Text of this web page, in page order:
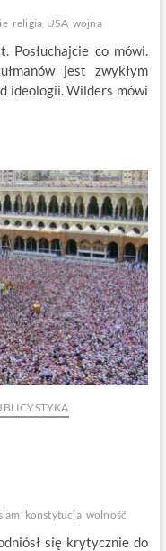
religia USA wojna
Posłuchajcie co mówi.
jest zwykłym
ideologii. Wilders mówi
konstytucja wolność
się krytycznie do